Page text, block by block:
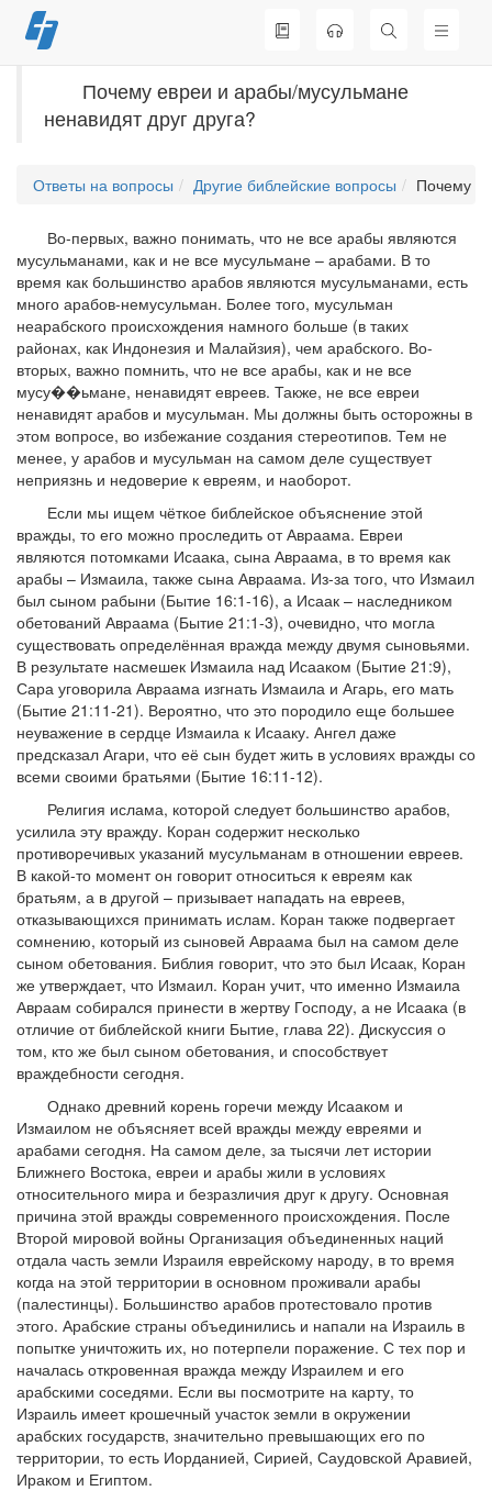
Перейти
к
Почему евреи и арабы/мусульмане
ненавидят друг друга?
Ответы на вопросы Другие библейские вопросы Почему
Во-первых, важно понимать, что не все арабы являются
мусульманами, как и не все мусульмане – арабами. В то
время как большинство арабов являются мусульманами, есть
много арабов-немусульман. Более того, мусульман
неарабского происхождения намного больше (в таких
районах, как Индонезия и Малайзия), чем арабского. Во-
вторых, важно помнить, что не все арабы, как и не все
мусу��ьмане, ненавидят евреев. Также, не все евреи
ненавидят арабов и мусульман. Мы должны быть осторожны в
этом вопросе, во избежание создания стереотипов. Тем не
менее, у арабов и мусульман на самом деле существует
неприязнь и недоверие к евреям, и наоборот.
Если мы ищем чёткое библейское объяснение этой
вражды, то его можно проследить от Авраама. Евреи
являются потомками Исаака, сына Авраама, в то время как
арабы – Измаила, также сына Авраама. Из-за того, что Измаил
был сыном рабыни (Бытие 16:1-16), а Исаак – наследником
обетований Авраама (Бытие 21:1-3), очевидно, что могла
существовать определённая вражда между двумя сыновьями.
В результате насмешек Измаила над Исааком (Бытие 21:9),
Сара уговорила Авраама изгнать Измаила и Агарь, его мать
(Бытие 21:11-21). Вероятно, что это породило еще большее
неуважение в сердце Измаила к Исааку. Ангел даже
предсказал Агари, что её сын будет жить в условиях вражды со
всеми своими братьями (Бытие 16:11-12).
Религия ислама, которой следует большинство арабов,
усилила эту вражду. Коран содержит несколько
противоречивых указаний мусульманам в отношении евреев.
В какой-то момент он говорит относиться к евреям как
братьям, а в другой – призывает нападать на евреев,
отказывающихся принимать ислам. Коран также подвергает
сомнению, который из сыновей Авраама был на самом деле
сыном обетования. Библия говорит, что это был Исаак, Коран
же утверждает, что Измаил. Коран учит, что именно Измаила
Авраам собирался принести в жертву Господу, а не Исаака (в
отличие от библейской книги Бытие, глава 22). Дискуссия о
том, кто же был сыном обетования, и способствует
враждебности сегодня.
Однако древний корень горечи между Исааком и
Измаилом не объясняет всей вражды между евреями и
арабами сегодня. На самом деле, за тысячи лет истории
Ближнего Востока, евреи и арабы жили в условиях
относительного мира и безразличия друг к другу. Основная
причина этой вражды современного происхождения. После
Второй мировой войны Организация объединенных наций
отдала часть земли Израиля еврейскому народу, в то время
когда на этой территории в основном проживали арабы
(палестинцы). Большинство арабов протестовало против
этого. Арабские страны объединились и напали на Израиль в
попытке уничтожить их, но потерпели поражение. С тех пор и
началась откровенная вражда между Израилем и его
арабскими соседями. Если вы посмотрите на карту, то
Израиль имеет крошечный участок земли в окружении
арабских государств, значительно превышающих его по
территории, то есть Иорданией, Сирией, Саудовской Аравией,
Ираком и Египтом.